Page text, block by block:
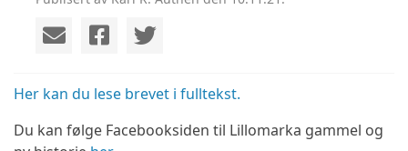
Her kan du lese brevet i fulltekst.
Du kan følge Facebooksiden til Lillomarka gammel og